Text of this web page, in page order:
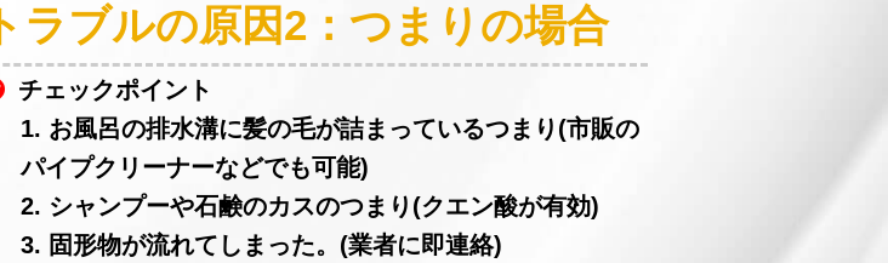
トラブルの原因2：つまりの場合
チェックポイント
1. お風呂の排水溝に髪の毛が詰まっているつまり(市販の
パイプクリーナーなどでも可能)
2. シャンプーや石鹸のカスのつまり(クエン酸が有効)
3. 固形物が流れてしまった。(業者に即連絡)